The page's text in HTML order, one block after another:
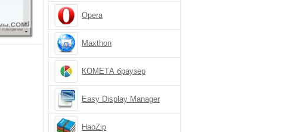
Opera
Maxthon
КОМЕТА браузер
Easy Display Manager
HaoZip